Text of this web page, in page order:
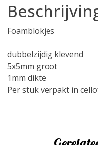
Foamblokjes
dubbelzijdig klevend
5x5mm groot
1mm dikte
Per stuk verpakt in